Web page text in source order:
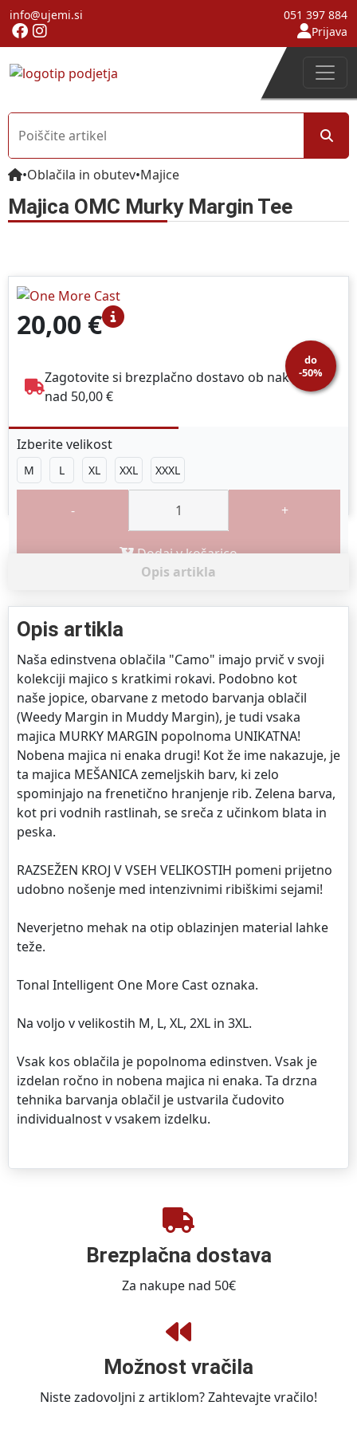
info@ujemi.si
051 397 884
Prijava
•Oblačila in obutev•Majice
Majica OMC Murky Margin Tee
20,00 €
do
-50%
Zagotovite si brezplačno dostavo ob nakupu
nad 50,00 €
Izberite velikost
M L XL XXL XXXL
- +
Dodaj v košarico
Opis artikla
Opis artikla
Naša edinstvena oblačila "Camo" imajo prvič v svoji
kolekciji majico s kratkimi rokavi. Podobno kot
naše jopice, obarvane z metodo barvanja oblačil
(Weedy Margin in Muddy Margin), je tudi vsaka
majica MURKY MARGIN popolnoma UNIKATNA!
Nobena majica ni enaka drugi! Kot že ime nakazuje, je
ta majica MEŠANICA zemeljskih barv, ki zelo
spominjajo na frenetično hranjenje rib. Zelena barva,
kot pri vodnih rastlinah, se sreča z učinkom blata in
peska.
RAZSEŽEN KROJ V VSEH VELIKOSTIH pomeni prijetno
udobno nošenje med intenzivnimi ribiškimi sejami!
Neverjetno mehak na otip oblazinjen material lahke
teže.
Tonal Intelligent One More Cast oznaka.
Na voljo v velikostih M, L, XL, 2XL in 3XL.
Vsak kos oblačila je popolnoma edinstven. Vsak je
izdelan ročno in nobena majica ni enaka. Ta drzna
tehnika barvanja oblačil je ustvarila čudovito
individualnost v vsakem izdelku.
Brezplačna dostava
Za nakupe nad 50€
Možnost vračila
Niste zadovoljni z artiklom? Zahtevajte vračilo!